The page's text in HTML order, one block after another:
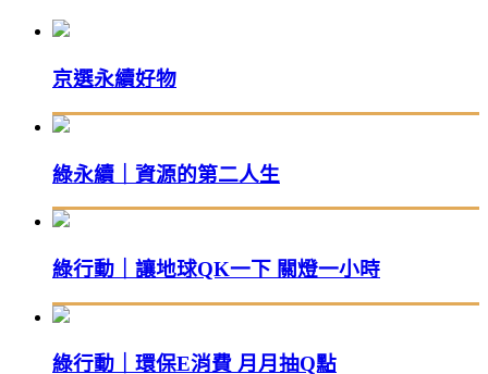
京選永續好物
綠永續｜資源的第二人生
綠行動｜讓地球QK一下 關燈一小時
綠行動｜環保E消費 月月抽Q點